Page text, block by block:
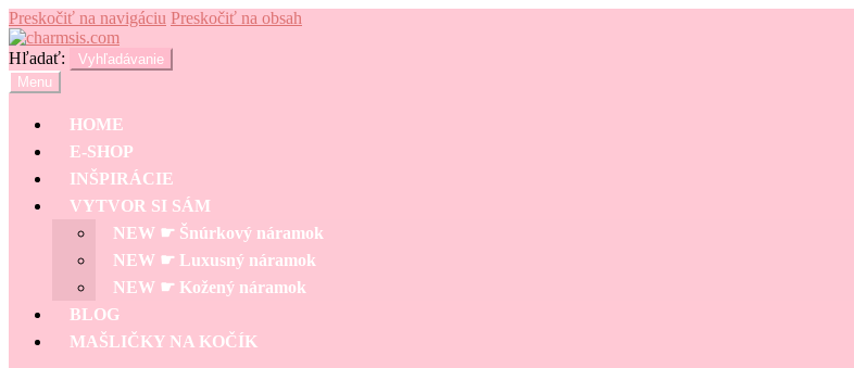
Preskočiť na navigáciu Preskočiť na obsah
Hľadať:
Vyhľadávanie
Menu
HOME
E-SHOP
INŠPIRÁCIE
VYTVOR SI SÁM
NEW ☛ Šnúrkový náramok
NEW ☛ Luxusný náramok
NEW ☛ Kožený náramok
BLOG
MAŠLIČKY NA KOČÍK